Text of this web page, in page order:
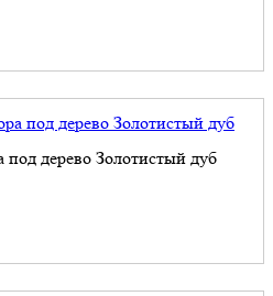
под дерево Золотистый дуб